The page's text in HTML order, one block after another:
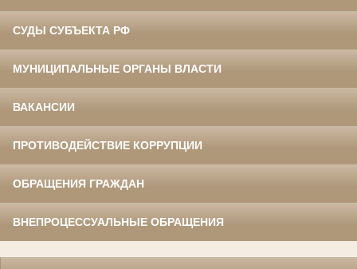
СУДЫ СУБЪЕКТА РФ
МУНИЦИПАЛЬНЫЕ ОРГАНЫ ВЛАСТИ
ВАКАНСИИ
ПРОТИВОДЕЙСТВИЕ КОРРУПЦИИ
ОБРАЩЕНИЯ ГРАЖДАН
ВНЕПРОЦЕССУАЛЬНЫЕ ОБРАЩЕНИЯ